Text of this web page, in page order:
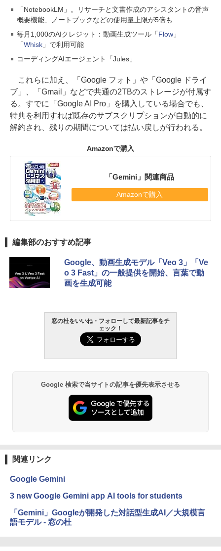
「NotebookLM」。リサーチと文書作成のアシスタントの音声
概要機能、ノートブックなどの使用量上限が5倍も
毎月1,000のAIクレジット：動画生成ツール「Flow」
「Whisk」で利用可能
コーディングAIエージェント「Jules」
これらに加え、「Google フォト」や「Google ドライ
ブ」、「Gmail」などで共通の2TBのストレージが付属す
る。すでに「Google AI Pro」を購入している場合でも、
特典を利用すれば既存のサブスクリプションが自動的に
解約され、残りの期間については払い戻しが行われる。
Amazonで購入
「Gemini」関連商品
Amazonで購入
編集部のおすすめ記事
Google、動画生成モデル「Veo 3」「Ve
o 3 Fast」の一般提供を開始、言葉で動
画を生成可能
窓の杜をいいね・フォローして最新記事をチ
ェック！
Google 検索で当サイトの記事を優先表示させる
関連リンク
Google Gemini
3 new Google Gemini app AI tools for students
「Gemini」Googleが開発した対話型生成AI／大規模言
語モデル - 窓の杜